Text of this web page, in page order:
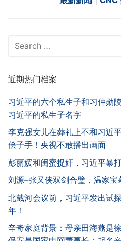
Search
近期热门档案
习近平的六个私生子和习仲勋
习近平的私生子名字
李克强女儿在葬礼上不和习近
侩子手！央视不敢播出画面
彭丽媛和闺蜜捉奸，习近平暴
刘源–张又侠双剑合璧，温家
北戴河会议前，习近平发出试
年！
辛奇家庭背景：母亲田海燕是